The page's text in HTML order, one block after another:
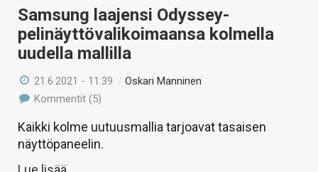
Samsung laajensi Odyssey-
pelinäyttövalikoimaansa kolmella
uudella mallilla
21.6.2021 - 11:39 /Oskari Manninen
Kommentit (5)
Kaikki kolme uutuusmallia tarjoavat tasaisen
näyttöpaneelin.